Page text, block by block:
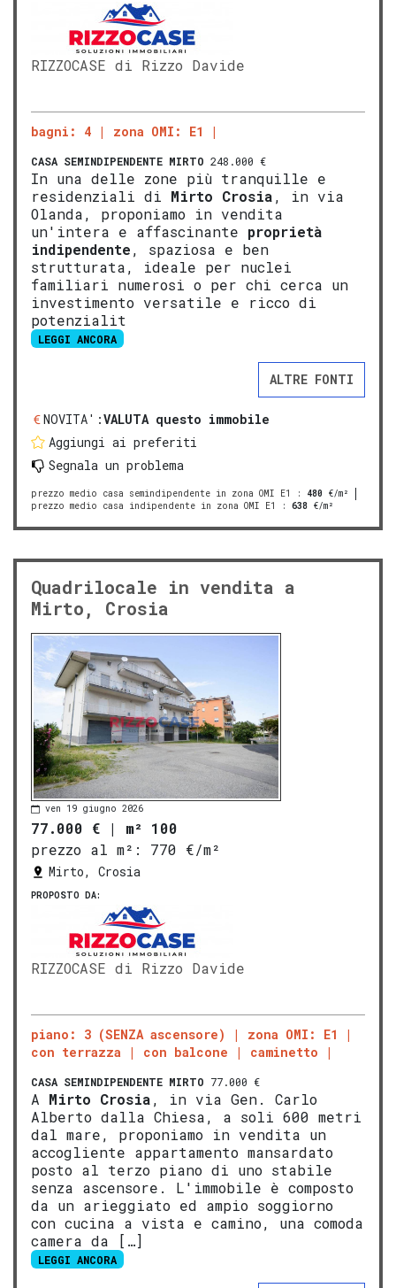
RIZZOCASE di Rizzo Davide
bagni: 4 zona OMI: E1
CASA SEMINDIPENDENTE MIRTO 248.000 €
In una delle zone più tranquille e
residenziali di Mirto Crosia, in via
Olanda, proponiamo in vendita
un'intera e affascinante proprietà
indipendente, spaziosa e ben
strutturata, ideale per nuclei
familiari numerosi o per chi cerca un
investimento versatile e ricco di
potenzialit
LEGGI ANCORA
ALTRE FONTI
NOVITA':VALUTA questo immobile
Aggiungi ai preferiti
Segnala un problema
prezzo medio casa semindipendente in zona OMI E1 : 480 €/m²
prezzo medio casa indipendente in zona OMI E1
: 638 €/m²
Quadrilocale in vendita a
Mirto, Crosia
ven 19 giugno 2026
77.000 € | m² 100
prezzo al m²:
770 €/m²
Mirto, Crosia
PROPOSTO DA:
RIZZOCASE di Rizzo Davide
piano: 3 (SENZA ascensore)
zona OMI: E1
con terrazza
con balcone caminetto
CASA SEMINDIPENDENTE MIRTO 77.000 €
A Mirto Crosia, in via Gen. Carlo
Alberto dalla Chiesa, a soli 600 metri
dal mare, proponiamo in vendita un
accogliente appartamento mansardato
posto al terzo piano di uno stabile
senza ascensore. L'immobile è composto
da un arieggiato ed ampio soggiorno
con cucina a vista e camino, una comoda
camera da […]
LEGGI ANCORA